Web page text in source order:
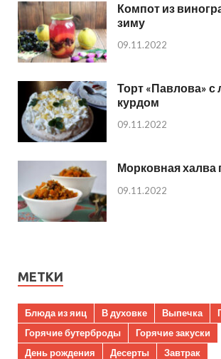
Компот из
зиму
09.11.2022
Торт «Павлова»
курдом
09.11.2022
Морковная халва
09.11.2022
МЕТКИ
Блюда из яиц В духовке Выпечка
Горячие бутерброды
Горячие закуски
День рождения
Десерты
Завтрак